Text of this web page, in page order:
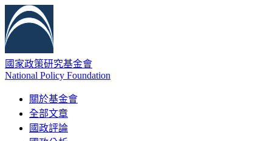
國家政策研究基金會
National Policy Foundation
關於基金會
全部文章
國政評論